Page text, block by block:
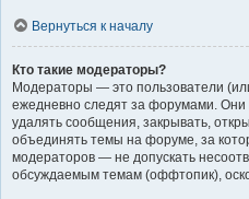
Вернуться к началу
Кто такие модераторы?
Модераторы — это пользователи
ежедневно следят за форумами. Они
удалять сообщения, закрывать,
объединять темы на форуме, за
модераторов — не допускать
обсуждаемым темам (оффтопик),